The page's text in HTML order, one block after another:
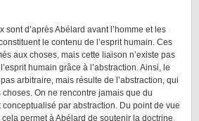
sont d’après Abélard avant l’homme et les
le contenu de l’esprit humain. Ces
aux choses, mais cette liaison n’existe pas
humain grâce à l’abstraction. Ainsi, le
arbitraire, mais résulte de l’abstraction, qui
On ne rencontre jamais que du
conceptualisé par abstraction. Du point de vue
permet à Abélard de soutenir la doctrine